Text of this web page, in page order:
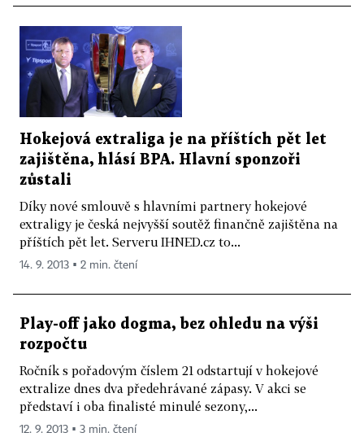
Hokejová extraliga je na příštích pět let
zajištěna, hlásí BPA. Hlavní sponzoři
zůstali
Díky nové smlouvě s hlavními partnery hokejové
extraligy je česká nejvyšší soutěž finančně zajištěna na
příštích pět let. Serveru IHNED.cz to...
14. 9. 2013 ▪ 2 min. čtení
Play-off jako dogma, bez ohledu na výši
rozpočtu
Ročník s pořadovým číslem 21 odstartují v hokejové
extralize dnes dva předehrávané zápasy. V akci se
představí i oba finalisté minulé sezony,...
12. 9. 2013 ▪ 3 min. čtení